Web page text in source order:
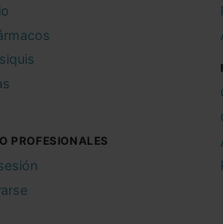
PROFESIONALES